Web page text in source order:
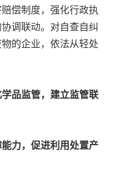
偿制度，强化行政执
调联动。对自查自纠
的企业，依法从轻处
品监管，建立监管联
力，促进利用处置产